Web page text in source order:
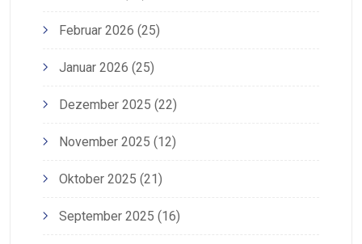
Februar 2026 (25)
Januar 2026 (25)
Dezember 2025 (22)
November 2025 (12)
Oktober 2025 (21)
September 2025 (16)